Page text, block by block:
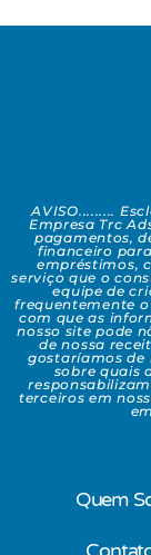
AVISO.........
Empresa Trc
pagamentos,
financeiro
empréstimos,
serviço que o
equipe de
frequentemente
com que as
nosso site pode
de nossa
gostaríamos de
sobre quais
terceiros em
Quem